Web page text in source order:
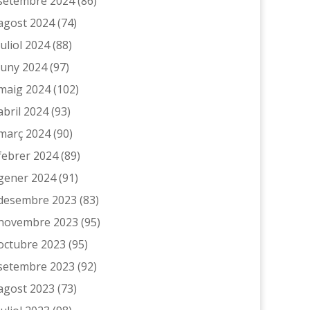
2024(74)
2024(88)
2024(97)
2024(102)
2024(93)
2024(90)
2024(89)
2024(91)
2023 (83)
2023 (95)
2023 (95)
2023 (92)
2023 (73)